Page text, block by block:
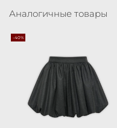
Аналогичные товары
-40%